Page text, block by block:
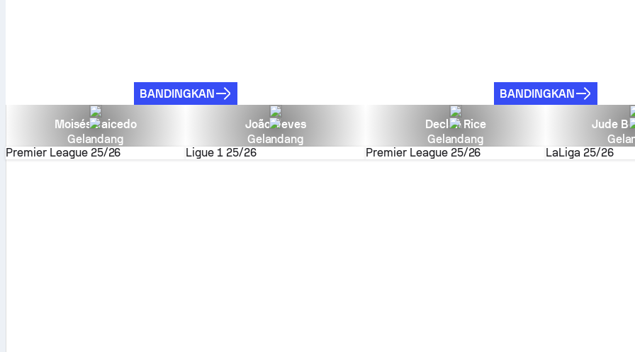
BANDINGKAN BANDINGKAN
Moisés Caicedo
Gelandang
Premier League 25/26
João Neves
Gelandang
Ligue 1 25/26
Declan Rice
Gelandang
Premier League 25/26
Jude
LaLiga 25/26